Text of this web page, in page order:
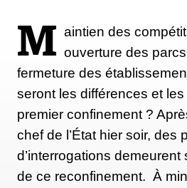
M aintien des
ouverture des
fermeture des
seront les différences et
premier confinement ?
chef de l’État hier soir, des
d’interrogations
de ce reconfinement. À